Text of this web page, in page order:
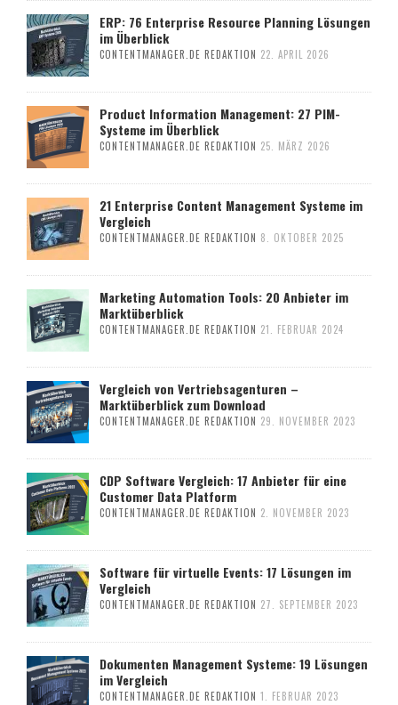
ERP: 76 Enterprise Resource Planning Lösungen
im Überblick
CONTENTMANAGER.DE REDAKTION 22. APRIL 2026
Product Information Management: 27 PIM-
Systeme im Überblick
CONTENTMANAGER.DE REDAKTION 25. MÄRZ 2026
21 Enterprise Content Management Systeme im
Vergleich
CONTENTMANAGER.DE REDAKTION 8. OKTOBER 2025
Marketing Automation Tools: 20 Anbieter im
Marktüberblick
CONTENTMANAGER.DE REDAKTION 21. FEBRUAR 2024
Vergleich von Vertriebsagenturen –
Marktüberblick zum Download
CONTENTMANAGER.DE REDAKTION 29. NOVEMBER 2023
CDP Software Vergleich: 17 Anbieter für eine
Customer Data Platform
CONTENTMANAGER.DE REDAKTION 2. NOVEMBER 2023
Software für virtuelle Events: 17 Lösungen im
Vergleich
CONTENTMANAGER.DE REDAKTION 27. SEPTEMBER 2023
Dokumenten Management Systeme: 19 Lösungen
im Vergleich
CONTENTMANAGER.DE REDAKTION 1. FEBRUAR 2023